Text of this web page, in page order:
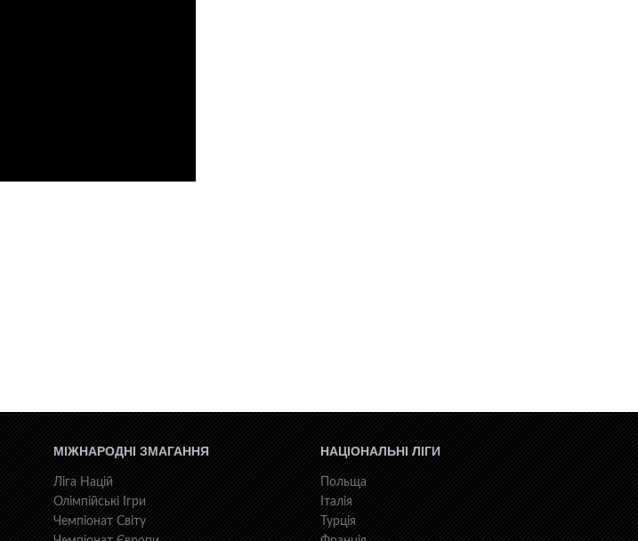
МІЖНАРОДНІ ЗМАГАННЯ
Ліга Націй
Олімпійські Ігри
Чемпіонат Світу
НАЦІОНАЛЬНІ ЛІГИ
Польща
Італія
Турція